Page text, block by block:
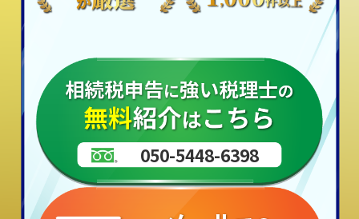
050-5448-6398